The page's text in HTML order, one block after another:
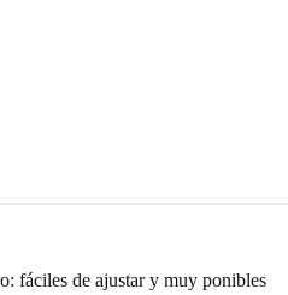
fáciles de ajustar y muy ponibles